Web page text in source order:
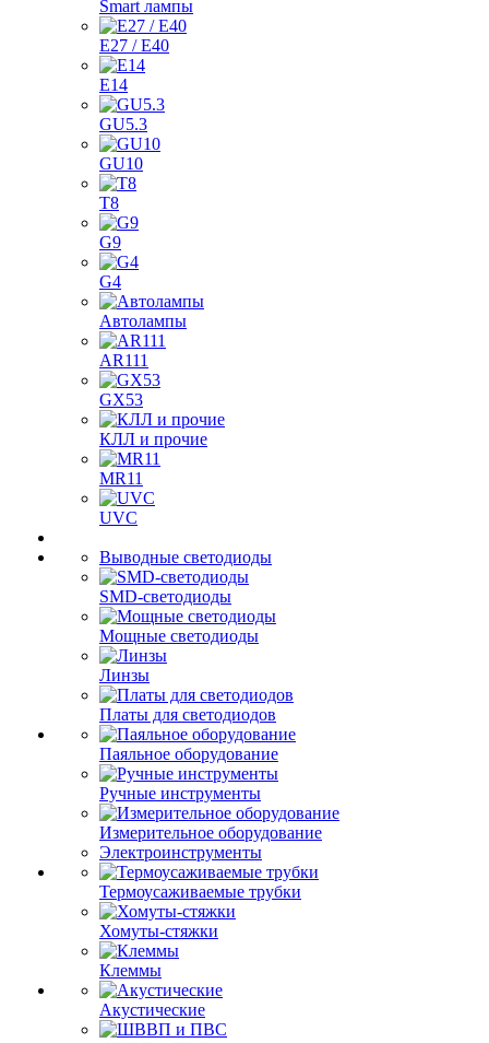
Smart лампы
E27 / E40
E14
GU5.3
GU10
T8
G9
G4
Автолампы
AR111
GX53
КЛЛ и прочие
MR11
UVC
Выводные светодиоды
SMD-светодиоды
Мощные светодиоды
Линзы
Платы для светодиодов
Паяльное оборудование
Ручные инструменты
Измерительное оборудование
Электроинструменты
Термоусаживаемые трубки
Хомуты-стяжки
Клеммы
Акустические